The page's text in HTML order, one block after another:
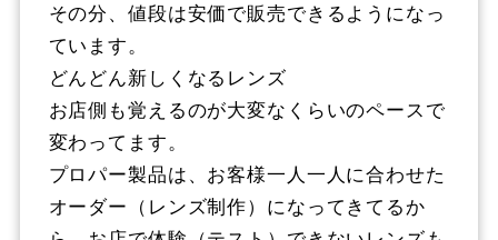
その分、値段は安価で販売できるようになっ
ています。
どんどん新しくなるレンズ
お店側も覚えるのが大変なくらいのペースで
変わってます。
プロパー製品は、お客様一人一人に合わせた
オーダー（レンズ制作）になってきてるか